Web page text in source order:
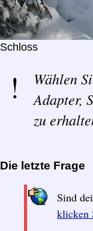
Schloss
Wählen
Adapter,
zu
Die letzte Frage
Sind
klicken